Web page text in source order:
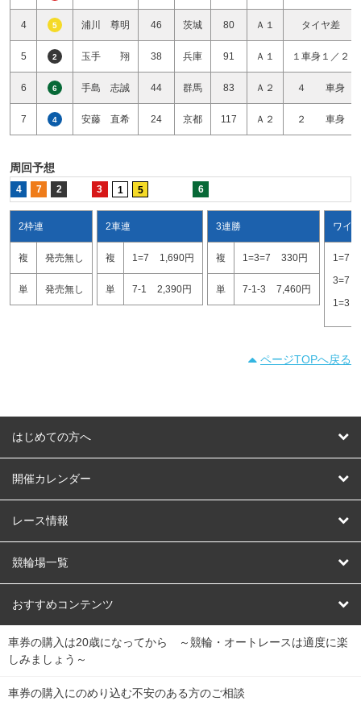
4 5 浦川 尊明 46 茨城 80 Ａ１ タイヤ差
5 2 玉手 翔 38 兵庫 91 Ａ１ １車身１／２
6 6 手島 志誠 44 群馬 83 Ａ２ ４ 車身
7 4 安藤 直希 24 京都 117 Ａ２ ２ 車身
周回予想
4 7 2 3 1 5 6
2枠連
複 発売無し
単 発売無し
2車連
複 1=7 1,690円
単 7-1 2,390円
3連勝
複 1=3=7 330円
単 7-1-3 7,460円
ワイド
1=7
3=7
1=3
ページTOPへ戻る
はじめての方へ
はじめての方へ
開催カレンダー
競輪
オートレース
競輪くじ
Dokanto!
チャリロトプラザ
レース情報
レース予想
レース結果
キャリーオーバー一覧
競輪場一覧
北日本 函館競輪場
関
東
弥彦競輪場 前橋競輪場 取手競輪場 宇都宮競輪場
おすすめコンテンツ
競輪選手情報
Perfecta Navi
車券の購入は20歳になってから ～競輪・オートレースは適度に楽
しみましょう～
車券の購入にのめり込む不安のある方のご相談